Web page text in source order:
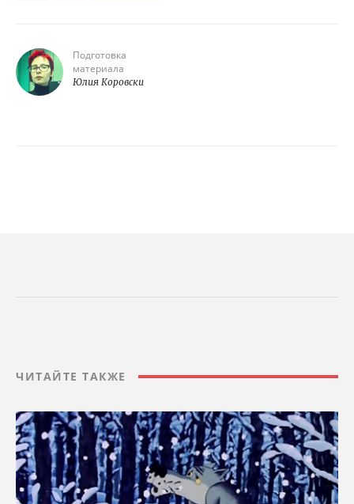
Подготовка
материала
Юлия Коровски
ЧИТАЙТЕ ТАКЖЕ